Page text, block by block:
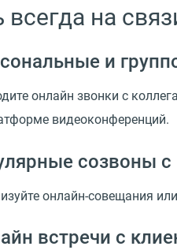
всегда на
и
онлайн звонки с
видеоконференций.
созвоны
онлайн-совещания
встречи с